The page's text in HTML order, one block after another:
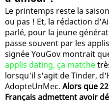
Le printemps reste la
ou pas ! Et, la rédaction
parlé, pour la jeune
passe souvent par les
signée YouGov montrait
applis dating, ça matche
lorsqu'il s'agit de Tinder,
AdopteUnMec. Alors que
Français admettent avoir